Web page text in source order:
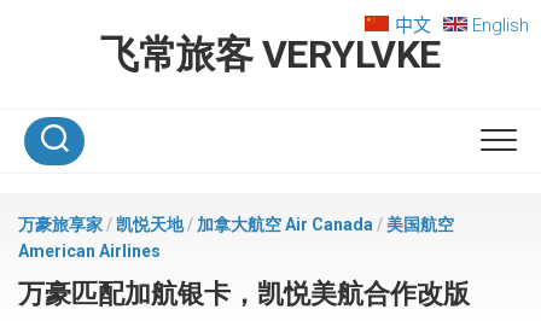
飞常旅客 VERYLVKE
中文 English
万豪旅享家/凯悦天地/ 加拿大航空 Air Canada /美国航空
American Airlines
万豪匹配加航银卡，凯悦美航合作改版